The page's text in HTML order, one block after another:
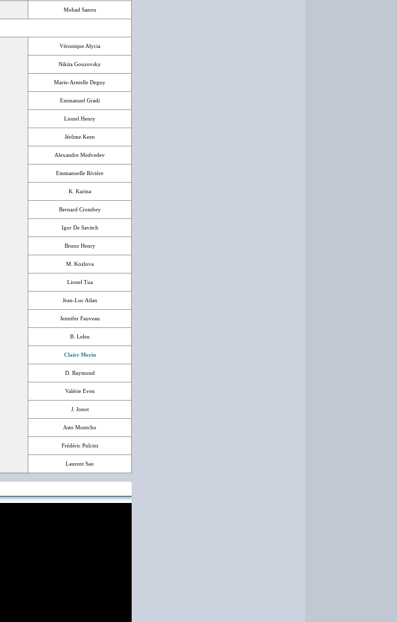
Mohad Sanou
Véronique Alycia
Nikita Gouzovsky
Marie-Armelle Deguy
Emmanuel Gradi
Lionel Henry
Jérôme Keen
Alexandre Medvedev
Emmanuelle Rivière
K. Karina
Bernard Crombey
Igor De Savitch
Bruno Henry
M. Kozlova
Lionel Tua
Jean-Luc Atlan
Jennifer Fauveau
B. Leleu
Claire Morin
D. Raymond
Valérie Even
J. Jonot
Asto Montcho
Frédéric Pulcini
Laurent Sao